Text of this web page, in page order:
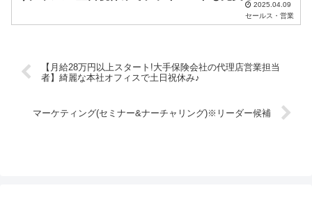
2025.04.09
セールス・営業
【月給28万円以上スタート!大手保険会社の代理店営業担当
者】綺麗な本社オフィスで土日祝休み♪
マーケティング(セミナー&ナーチャリング)※リーダー候補